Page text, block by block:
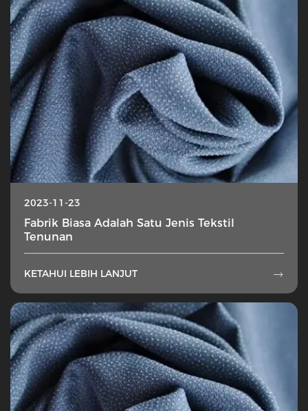
2023-11-23
Fabrik Biasa Adalah Satu Jenis Tekstil
Tenunan
KETAHUI LEBIH LANJUT 